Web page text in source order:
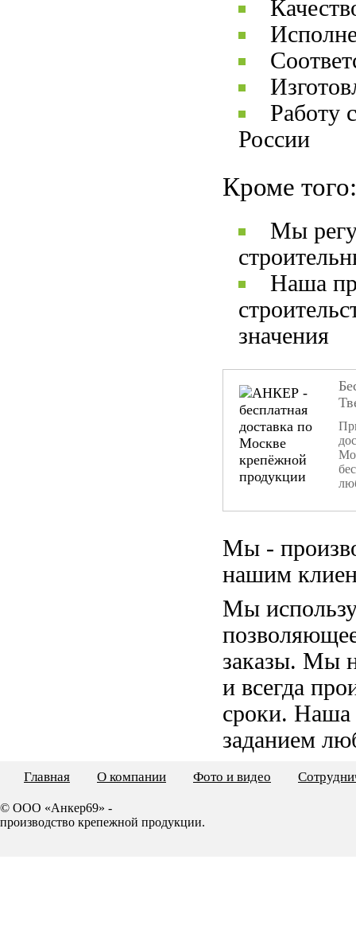
Работу
России
Кроме того:
Мы
Наша
значения
Мы -
нашим
Мы
заказы. Мы
и всегда
сроки. Наша
заданием
Главная О компании Фото и видео
© ООО «Анкер69» -
производство крепежной продукции.